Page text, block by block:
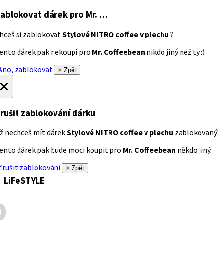
dárek pro Mr. …
si zablokovat Stylové NITRO coffee v plechu ?
dárek pak nekoupí pro Mr. Coffeebean nikdo jiný než ty :)
zablokovat
× Zpět
zablokování dárku
nechceš mít dárekStylové NITRO coffee v plechu
dárek pak bude moci koupit pro Mr. Coffeebean někdo jiný.
zablokování
× Zpět
LiFeSTYLE